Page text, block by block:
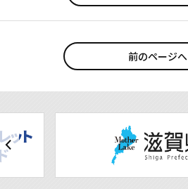
前のページへ